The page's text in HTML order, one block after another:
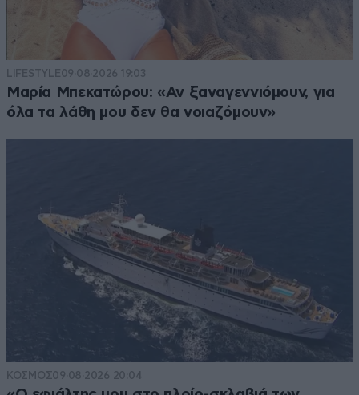
LIFESTYLE09·08·2026 19:03
Μαρία Μπεκατώρου: «Αν ξαναγεννιόμουν, για
όλα τα λάθη μου δεν θα νοιαζόμουν»
ΚΟΣΜΟΣ09·08·2026 20:04